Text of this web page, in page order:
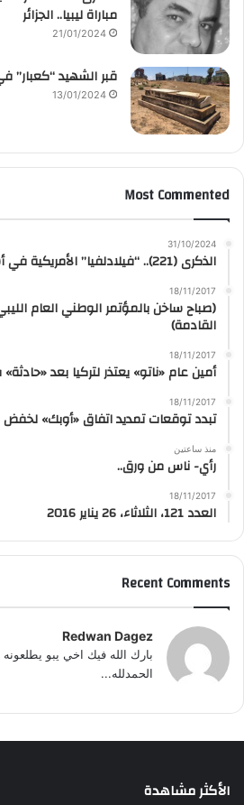
مباراة ليبيا.. الجزائر
21/01/2024
قبر الشهيد “كعبار”
13/01/2024
Most Commented
31/10/2024
الذكرى (221).. “فيلادلفيا” الأمريكية في أسر البحارة الطرابلسيين
18/11/2017
(صباح ساخن بالمؤتمر الوطني العام
القادمة)
18/11/2017
أمين عام «ناتو» يعتذر لتركيا بعد
18/11/2017
تبدد توقعات تمديد اتفاق «أوبك» لخفض
منذ ساعتين
رأي- ناس من ورق..
18/11/2017
العدد 121، الثلاثاء، 26 يناير 2016
Recent Comments
Redwan Dagez
بارك الله فيك اخي يبو
الحمدلله...
الأكثر مشاهدة